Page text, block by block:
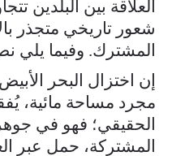
العلاقة بين البلدين
شعور تاريخي متجذر
المشترك. وفيما يلي
إن اختزال البحر
مجرد مساحة مائية،
الحقيقي؛ فهو في
المشتركة، حمل عبر